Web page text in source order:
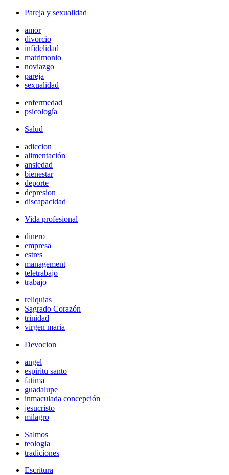
Pareja y sexualidad
amor
divorcio
infidelidad
matrimonio
noviazgo
pareja
sexualidad
enfermedad
psicología
Salud
adiccion
alimentación
ansiedad
bienestar
deporte
depresion
discapacidad
Vida profesional
dinero
empresa
estres
management
teletrabajo
trabajo
reliquias
Sagrado Corazón
trinidad
virgen maria
Devocion
angel
espiritu santo
fatima
guadalupe
inmaculada concepción
jesucristo
milagro
Salmos
teologia
tradiciones
Escritura